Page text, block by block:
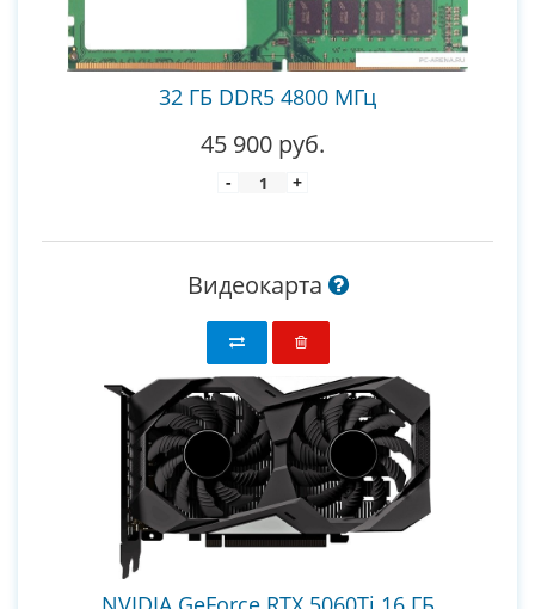
32 ГБ DDR5 4800 МГц
45 900 руб.
- +
Видеокарта